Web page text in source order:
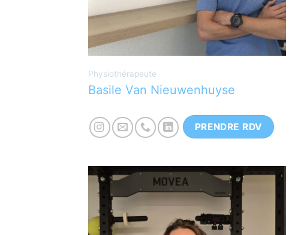
secteur orthopédie et traumatologie.
Motivé par la recherche de traitements
en adéquation avec les objectifs des
Physiothérapeute
Basile Van Nieuwenhuyse
PRENDRE RDV